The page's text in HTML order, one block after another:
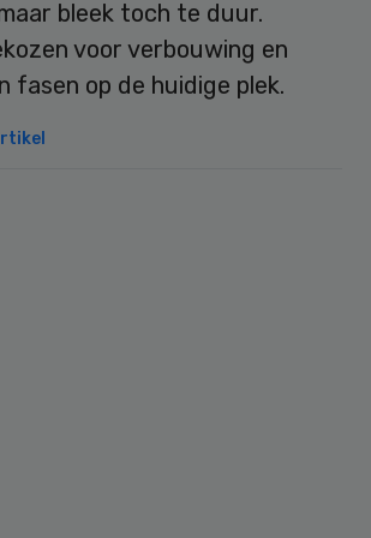
bleek toch te duur.
voor verbouwing en
fasen op de huidige plek.